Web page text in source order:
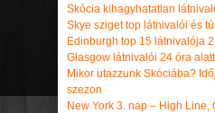
Skócia kihagyhatatlan
Skye sziget top látnivalói és
Edinburgh top 15 látnivalója
Glasgow látnivalói 24 óra alatt
Mikor utazzunk Skóciába?
szezon
New York 3. nap – High Line,